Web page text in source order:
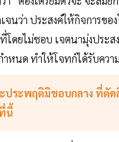
นว่า ประสงค์ให้กิจการข
ดยไม่ชอบ เจตนามุ่งประ
นด ทําให้โจทก์ได้รับควา
ระพฤติมิชอบกลาง ที่ตัด
นี้